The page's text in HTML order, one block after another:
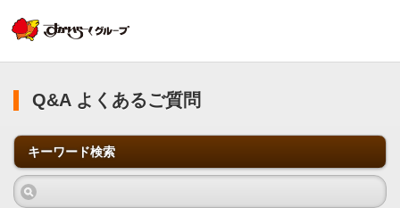
Q&A よくあるご質問
キーワード検索